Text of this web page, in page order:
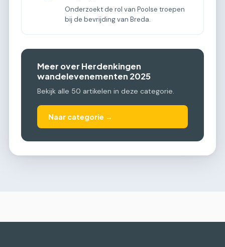
Onderzoekt de rol van Poolse troepen
bij de bevrijding van Breda.
Meer over Herdenkingen
wandelevenementen 2025
Bekijk alle 50 artikelen in deze categorie.
Naar categorie →